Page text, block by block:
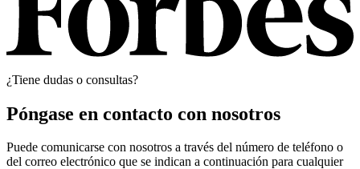
¿Tiene dudas o consultas?
Póngase en contacto con nosotros
Puede comunicarse con nosotros a través del número de teléfono o
del correo electrónico que se indican a continuación para cualquier